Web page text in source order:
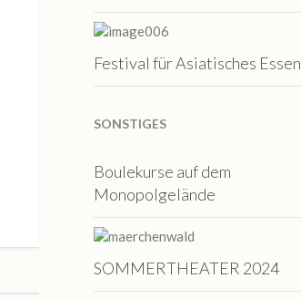
Festival für Asiatisches Essen
SONSTIGES
Boulekurse auf dem
Monopolgelände
SOMMERTHEATER 2024